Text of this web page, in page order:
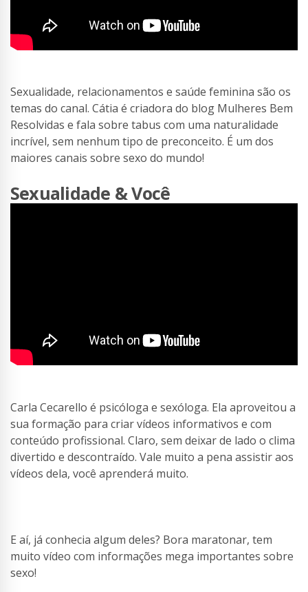
Sexualidade, relacionamentos e saúde feminina são os
temas do canal. Cátia é criadora do blog Mulheres Bem
Resolvidas e fala sobre tabus com uma naturalidade
incrível, sem nenhum tipo de preconceito. É um dos
maiores canais sobre sexo do mundo!
Sexualidade & Você
Carla Cecarello é psicóloga e sexóloga. Ela aproveitou a
sua formação para criar vídeos informativos e com
conteúdo profissional. Claro, sem deixar de lado o clima
divertido e descontraído. Vale muito a pena assistir aos
vídeos dela, você aprenderá muito.
E aí, já conhecia algum deles? Bora maratonar, tem
muito vídeo com informações mega importantes sobre
sexo!